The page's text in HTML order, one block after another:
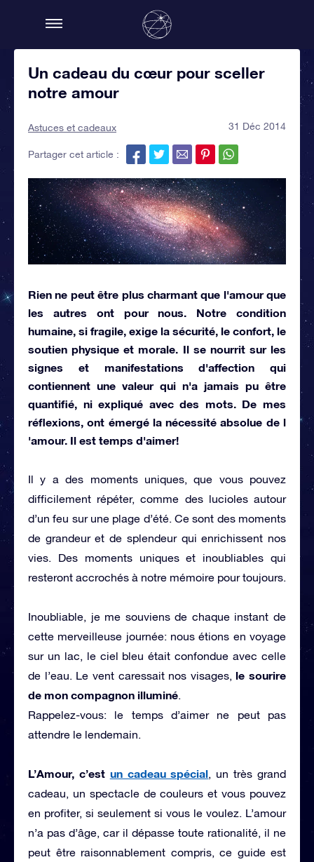
Un cadeau du cœur pour sceller
notre amour
Astuces et cadeaux 31 Déc 2014
Partager cet article :
Rien ne peut être plus charmant que l'amour que
les autres ont pour nous. Notre condition
humaine, si fragile, exige la sécurité, le confort, le
soutien physique et morale. Il se nourrit sur les
signes et manifestations d'affection qui
contiennent une valeur qui n'a jamais pu être
quantifié, ni expliqué avec des mots. De mes
réflexions, ont émergé la nécessité absolue de l
'amour. Il est temps d'aimer!
Il y a des moments uniques, que vous pouvez
difficilement répéter, comme des lucioles autour
d’un feu sur une plage d’été. Ce sont des moments
de grandeur et de splendeur qui enrichissent nos
vies. Des moments uniques et inoubliables qui
resteront accrochés à notre mémoire pour toujours.
Inoubliable, je me souviens de chaque instant de
cette merveilleuse journée: nous étions en voyage
sur un lac, le ciel bleu était confondue avec celle
de l’eau. Le vent caressait nos visages, le sourire
de mon compagnon illuminé.
Rappelez-vous: le temps d’aimer ne peut pas
attendre le lendemain.
L’Amour, c’est un cadeau spécial, un très grand
cadeau, un spectacle de couleurs et vous pouvez
en profiter, si seulement si vous le voulez. L’amour
n’a pas d’âge, car il dépasse toute rationalité, il ne
peut être raisonnablement compris, ce guide est